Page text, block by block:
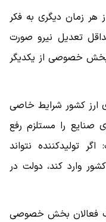
هر زمان دیگری به فکر
تعدیل نیرو صورت
بخش خصوصی از یکدیگر
ارز کشور شرایط خاصی
صنایع را مستلزم رفع
تولیدکننده نتواند
وارد کند، دولت در
فعالان بخش خصوصی